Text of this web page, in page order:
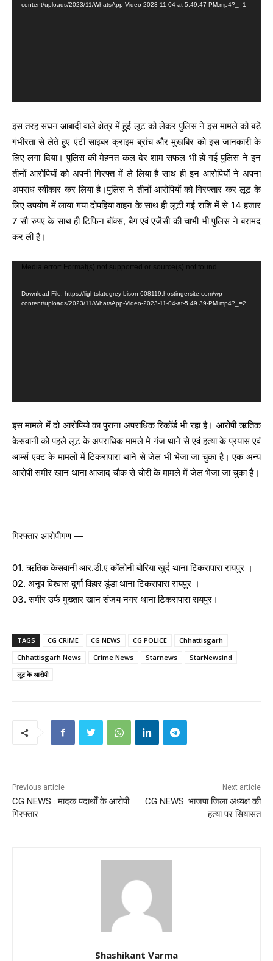
r
content/uploads/2023/11/WhatsApp-Video-2023-11-04-at-5.49.47-PM.mp4?_=1
इस तरह सघन आबादी वाले क्षेत्र में हुई लूट को लेकर पुलिस ने इस मामले को बड़े
गंभीरता से लेते हुए एंटी साइबर क्राइम ब्रांच और मुखबिर को इस जानकारी के
लिए लगा दिया। पुलिस की मेहनत कल देर शाम सफल भी हो गई पुलिस ने इन
तीनों आरोपियों को अपनी गिरफ्त में ले लिया है साथ ही इन आरोपियों ने अपना
अपराध स्वीकार कर लिया है।पुलिस ने तीनों आरोपियों को गिरफ्तार कर लूट के
लिए उपयोग में लाया गया दोपहिया वाहन के साथ ही लूटी गई राशि में से 14 हजार
7 सौ रुपए के साथ ही टिफिन बॉक्स, बैग एवं एजेंसी की चाभी भी पुलिस ने बरामद
कर ली है।
r
Media error: Format(s) not supported or source(s) not found
Download File: https://lightslategrey-bison-608119.hostingersite.com/wp-
content/uploads/2023/11/WhatsApp-Video-2023-11-04-at-5.49.39-PM.mp4?_=2
इस मामले में दो आरोपियो का पुराना अपराधिक रिकॉर्ड भी रहा है। आरोपी ऋतिक
केसवानी को पहले लूट के अपराधिक मामले मे गंज थाने से एवं हत्या के प्रयास एवं
आर्म्स एक्ट के मामलों में टिकरापारा थाने से जेल भी भेजा जा चुका है। एक अन्य
आरोपी समीर खान थाना आजाद चौक से चोरी के मामले में जेल भेजा जा चुका है।
गिरफ्तार आरोपीगण —
01. ऋतिक केसवानी आर.डी.ए कॉलोनी बोरिया खुर्द थाना टिकरापारा रायपुर ।
02. अनूप विश्वास दुर्गा विहार डूंडा थाना टिकरापारा रायपुर ।
03. समीर उर्फ मुख्तार खान संजय नगर थाना टिकरापारा रायपुर।
TAGS CG CRIME CG NEWS CG POLICE
Chhattisgarh
Chhattisgarh News
Crime News Starnews
StarNewsind
लूट के आरोपी
Previous article
CG NEWS : मादक पदार्थों के आरोपी
गिरफ्तार
Next article
CG NEWS: भाजपा जिला अध्यक्ष की
हत्या पर सियासत
Shashikant Varma